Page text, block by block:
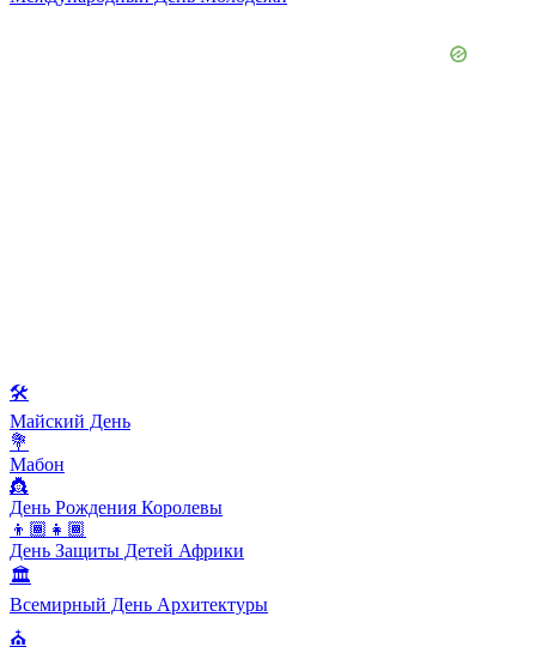
🛠
Майский День
💐
Мабон
👸
День Рождения Королевы
👦🏾👧🏾
День Защиты Детей Африки
🏛
Всемирный День Архитектуры
⛪️